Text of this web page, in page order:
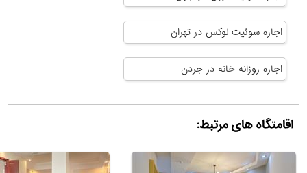
اجاره سوئیت لوکس در تهران
اجاره روزانه خانه در جردن
اقامتگاه های مرتبط: